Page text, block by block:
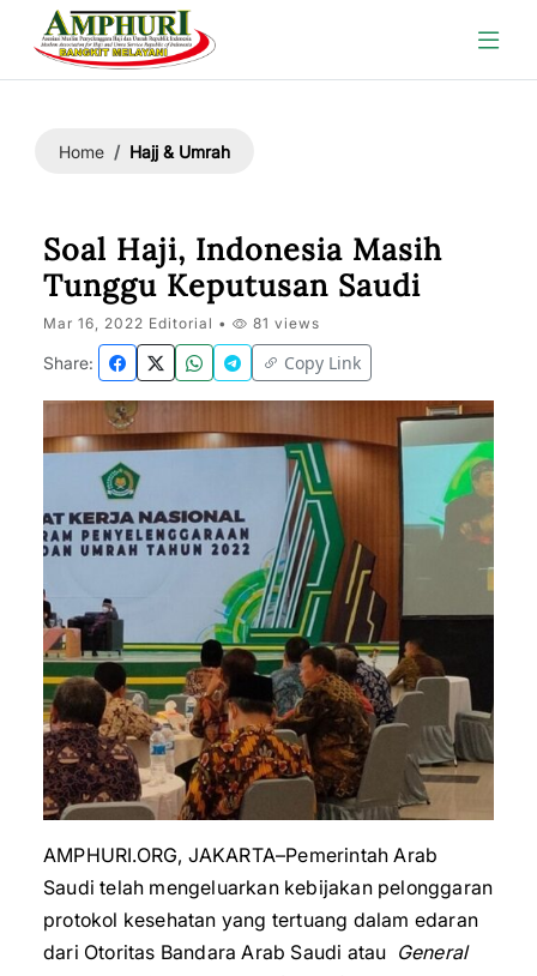
Home Hajj & Umrah
Soal Haji, Indonesia Masih
Tunggu Keputusan Saudi
Mar 16, 2022 Editorial • 81 views
Share: Copy Link
AMPHURI.ORG, JAKARTA–Pemerintah Arab
Saudi telah mengeluarkan kebijakan pelonggaran
protokol kesehatan yang tertuang dalam edaran
dari Otoritas Bandara Arab Saudi atau General